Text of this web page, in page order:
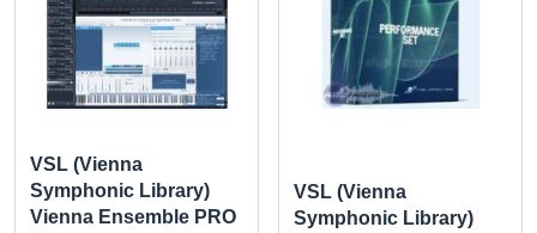
VSL (Vienna
Symphonic Library)
Vienna Ensemble PRO
VSL (Vienna
Symphonic Library)